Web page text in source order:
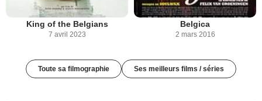
King of the Belgians
7 avril 2023
Belgica
2 mars 2016
Toute sa filmographie Ses meilleurs films / séries